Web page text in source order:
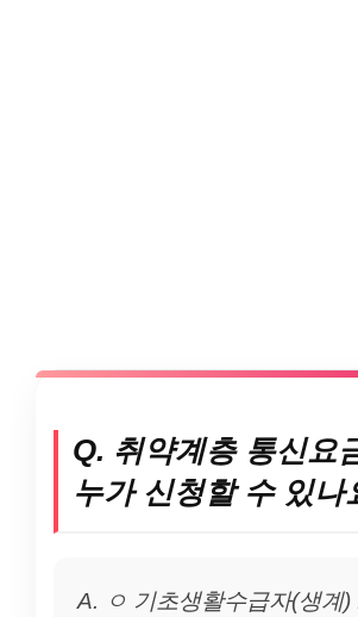
Q. 취약계층 통신요
누가 신청할 수 있나
A. ㅇ 기초생활수급자(생계)